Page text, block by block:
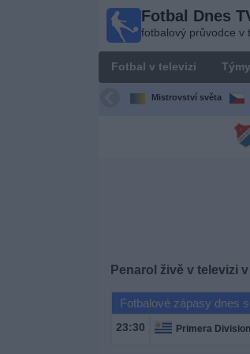
Fotbal Dnes
fotbalový průvodce v
Fotbal v televizi Týmy
Mistrovství světa
Penarol živě v televizi
Fotbalové zápasy dnes
23:30 Primera Division